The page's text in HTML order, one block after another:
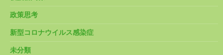
政策思考
新型コロナウイルス感染症
未分類